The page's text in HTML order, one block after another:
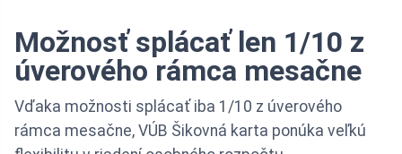
Možnosť splácať len 1/10 z
úverového rámca mesačne
Vďaka možnosti splácať iba 1/10 z úverového
rámca mesačne, VÚB Šikovná karta ponúka veľkú